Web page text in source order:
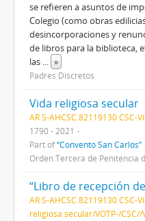
se refieren a asuntos de
Colegio (como obras
desincorporaciones y
de libros para la biblioteca,
las ... »
Padres Discretos
Vida religiosa secular
AR S-AHCSC.82119130 CSC-
1790 - 2021
Part of“Convento San Carlos”
Orden Tercera de Penitencia
AR S-AHCSC.82119130 CSC-
religiosa secular/VOTP-/